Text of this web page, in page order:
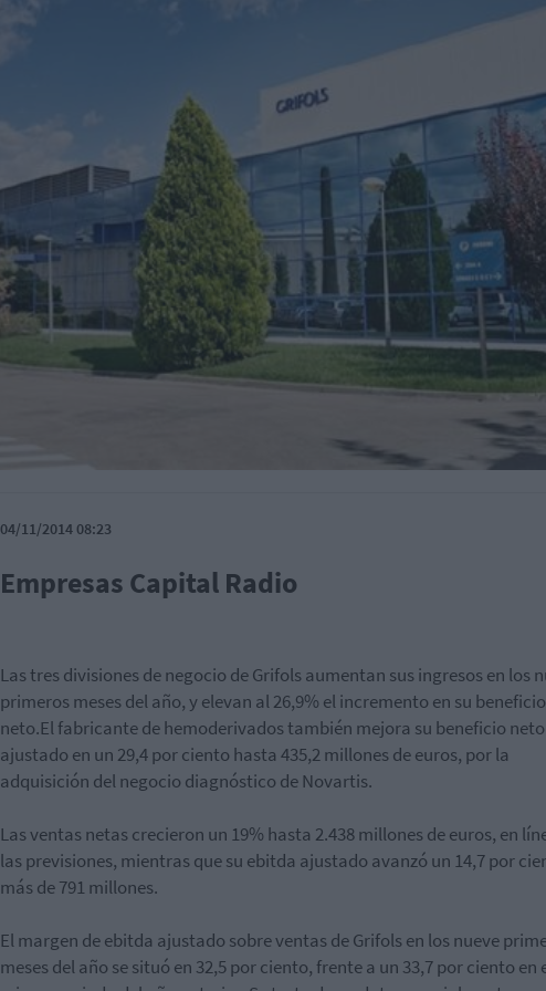
04/11/2014 08:23
Empresas Capital Radio
Las tres divisiones de negocio de Grifols aumentan sus ingresos en los
primeros meses del año, y elevan al 26,9% el incremento en su beneficio
neto.El fabricante de hemoderivados también mejora su beneficio neto
ajustado en un 29,4 por ciento hasta 435,2 millones de euros, por la
adquisición del negocio diagnóstico de Novartis.
Las ventas netas crecieron un 19% hasta 2.438 millones de euros, en
las previsiones, mientras que su ebitda ajustado avanzó un 14,7 por
más de 791 millones.
El margen de ebitda ajustado sobre ventas de Grifols en los nueve
meses del año se situó en 32,5 por ciento, frente a un 33,7 por ciento en